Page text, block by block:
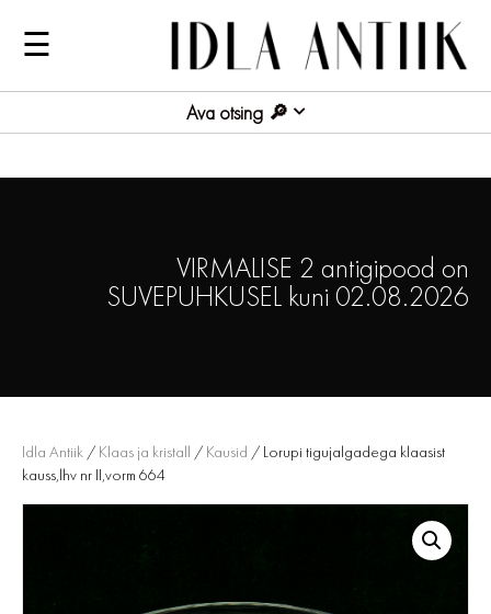
☰
Ava otsing
VIRMALISE 2 antigipood on
SUVEPUHKUSEL kuni 02.08.2026
Idla Antiik / Klaas ja kristall / Kausid / Lorupi tigujalgadega klaasist
kauss,lhv nr II,vorm 664